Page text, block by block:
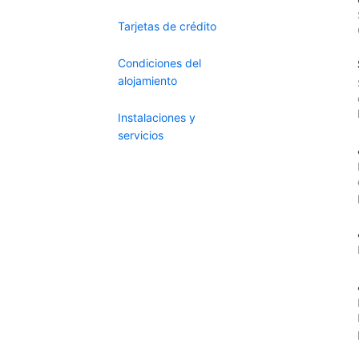
Tarjetas de crédito
Condiciones del
alojamiento
Instalaciones y
servicios